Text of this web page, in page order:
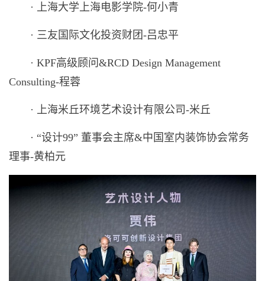
· 上海大学上海电影学院-何小青
· 三友国际文化投资财团-吕忠平
· KPF高级顾问&RCD Design Management
Consulting-程蓉
· 上海米丘环境艺术设计有限公司-米丘
· “设计99” 董事会主席&中国室内装饰协会常务
理事-黄柏元